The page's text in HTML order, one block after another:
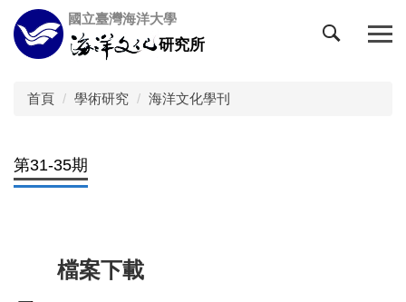
跳
到
主
國立臺灣海洋大學
研究所
首頁 學術研究 海洋文化學刊
第31-35期